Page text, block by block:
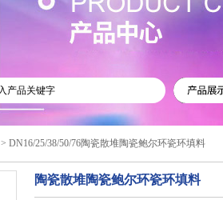
> DN16/25/38/50/76陶瓷散堆陶瓷鲍尔环瓷环填料
陶瓷散堆陶瓷鲍尔环瓷环填料